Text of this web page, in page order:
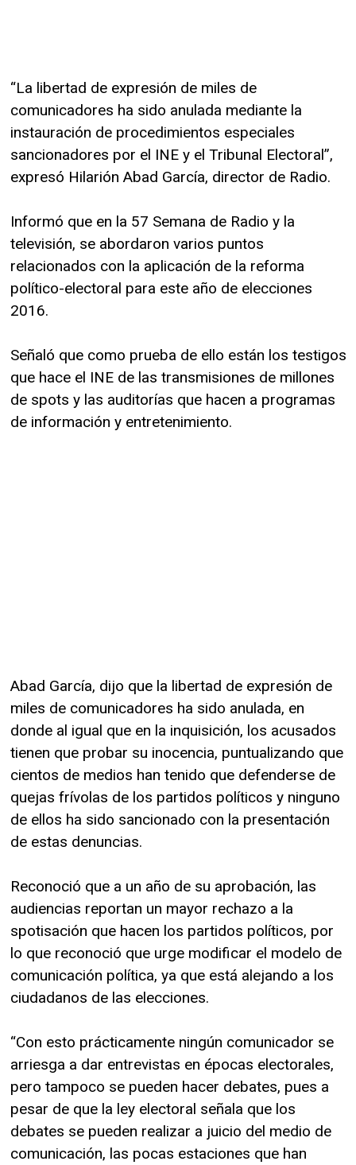
“La libertad de expresión de miles de
comunicadores ha sido anulada mediante la
instauración de procedimientos especiales
sancionadores por el INE y el Tribunal Electoral”,
expresó Hilarión Abad García, director de Radio.
Informó que en la 57 Semana de Radio y la
televisión, se abordaron varios puntos
relacionados con la aplicación de la reforma
político-electoral para este año de elecciones
2016.
Señaló que como prueba de ello están los testigos
que hace el INE de las transmisiones de millones
de spots y las auditorías que hacen a programas
de información y entretenimiento.
Abad García, dijo que la libertad de expresión de
miles de comunicadores ha sido anulada, en
donde al igual que en la inquisición, los acusados
tienen que probar su inocencia, puntualizando que
cientos de medios han tenido que defenderse de
quejas frívolas de los partidos políticos y ninguno
de ellos ha sido sancionado con la presentación
de estas denuncias.
Reconoció que a un año de su aprobación, las
audiencias reportan un mayor rechazo a la
spotisación que hacen los partidos políticos, por
lo que reconoció que urge modificar el modelo de
comunicación política, ya que está alejando a los
ciudadanos de las elecciones.
“Con esto prácticamente ningún comunicador se
arriesga a dar entrevistas en épocas electorales,
pero tampoco se pueden hacer debates, pues a
pesar de que la ley electoral señala que los
debates se pueden realizar a juicio del medio de
comunicación, las pocas estaciones que han